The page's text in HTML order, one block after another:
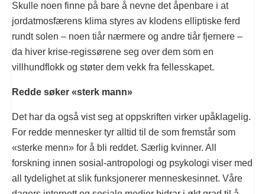
Skulle noen finne på bare å nevne det åpenbare i at
jordatmosfærens klima styres av klodens elliptiske ferd
rundt solen – noen tiår nærmere og andre tiår fjernere –
da hiver krise-regissørene seg over dem som en
villhundflokk og støter dem vekk fra fellesskapet.
Redde søker «sterk mann»
Det har da også vist seg at oppskriften virker upåklagelig.
For redde mennesker tyr alltid til de som fremstår som
«sterke menn» for å bli reddet. Særlig kvinner. All
forskning innen sosial-antropologi og psykologi viser med
all tydelighet at slik funksjonerer menneskesinnet. Våre